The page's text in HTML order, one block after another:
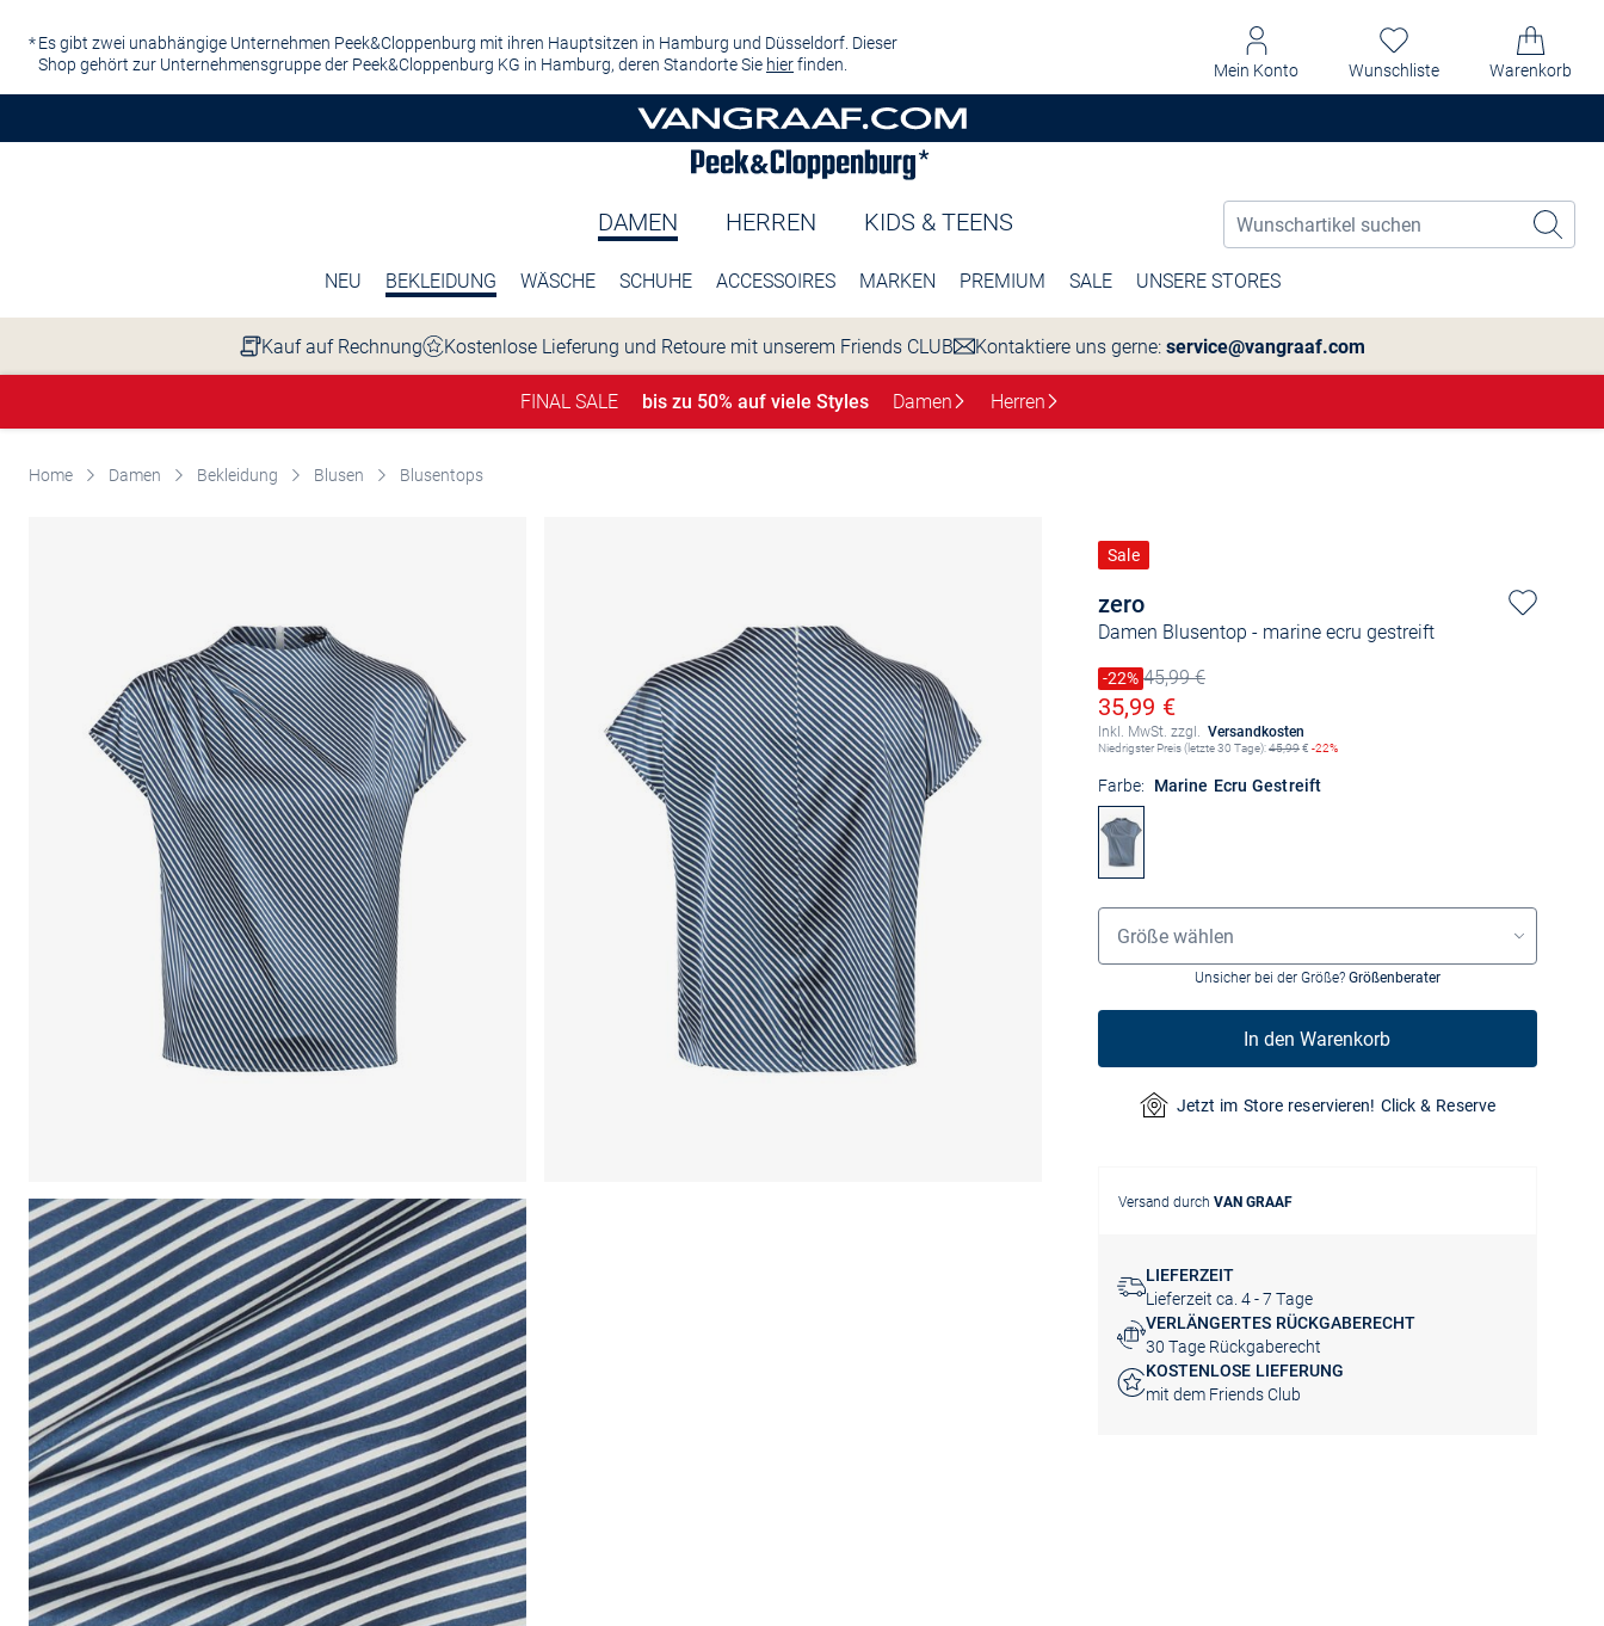
Es gibt zwei unabhängige Unternehmen Peek&Cloppenburg mit ihren Hauptsitzen in Hamburg und Düsseldorf. Dieser
Shop gehört zur Unternehmensgruppe der Peek&Cloppenburg KG in Hamburg, deren Standorte Sie hierfinden. Mein Konto Wunschliste Warenkorb
DAMEN HERREN KIDS & TEENS
NEU BEKLEIDUNG WÄSCHE SCHUHE ACCESSOIRES MARKEN PREMIUM SALE UNSERE STORES
Kauf auf Rechnung Kostenlose Lieferung und Retoure mit unserem Friends CLUB Kontaktiere uns gerne: service@vangraaf.com
FINAL SALE bis zu 50% auf viele Styles Damen Herren
Home Damen Bekleidung Blusen Blusentops
zero
Damen Blusentop - marine ecru gestreift
Sale
Preis reduziert um
-22%
Alter Preis45,99 €
Ermäßigter Preis
35,99 €
Inkl. MwSt. zzgl. Versandkosten
Niedrigster Preis (letzte 30 Tage):45,99€ -22%
Farbe: Marine Ecru Gestreift
Größenauswahl
Größe wählen
Unsicher bei der Größe? Größenberater
In den Warenkorb
Jetzt im Store reservieren! Click & Reserve
Versand durch VAN GRAAF
LIEFERZEIT
Lieferzeit ca. 4 - 7 Tage
VERLÄNGERTES RÜCKGABERECHT
30 Tage Rückgaberecht
KOSTENLOSE LIEFERUNG
mit dem Friends Club